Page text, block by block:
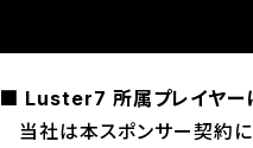
■ Luster7 所属プレイヤー
当社は本スポンサー契約に